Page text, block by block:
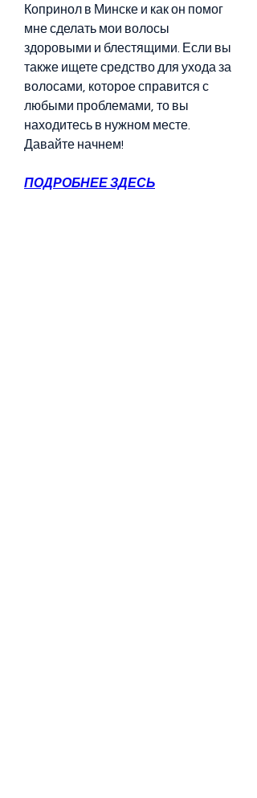
Копринол в Минске и как он помог
мне сделать мои волосы
здоровыми и блестящими. Если вы
также ищете средство для ухода за
волосами, которое справится с
любыми проблемами, то вы
находитесь в нужном месте.
Давайте начнем!
ПОДРОБНЕЕ ЗДЕСЬ